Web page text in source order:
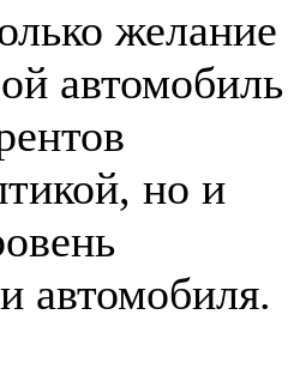
желание
автомобиль
но и
автомобиля.